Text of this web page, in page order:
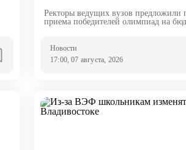
Ректоры ведущих вузов предложили
приема победителей олимпиад на
Новости
17:00, 07 августа, 2026